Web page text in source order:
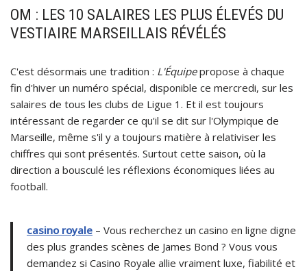
OM : LES 10 SALAIRES LES PLUS ÉLEVÉS DU
VESTIAIRE MARSEILLAIS RÉVÉLÉS
C'est désormais une tradition : L'Équipepropose à chaque
fin d'hiver un numéro spécial, disponible ce mercredi, sur les
salaires de tous les clubs de Ligue 1. Et il est toujours
intéressant de regarder ce qu'il se dit sur l'Olympique de
Marseille, même s'il y a toujours matière à relativiser les
chiffres qui sont présentés. Surtout cette saison, où la
direction a bousculé les réflexions économiques liées au
football.
casino royale – Vous recherchez un casino en ligne digne
des plus grandes scènes de James Bond ? Vous vous
demandez si Casino Royale allie vraiment luxe, fiabilité et